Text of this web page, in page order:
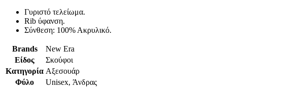
Γυριστό τελείωμα.
Rib ύφανση.
Σύνθεση: 100% Ακρυλικό.
Brands
New Era
Είδος
Σκούφοι
Κατηγορία Αξεσουάρ
Φύλο
Unisex, Άνδρας